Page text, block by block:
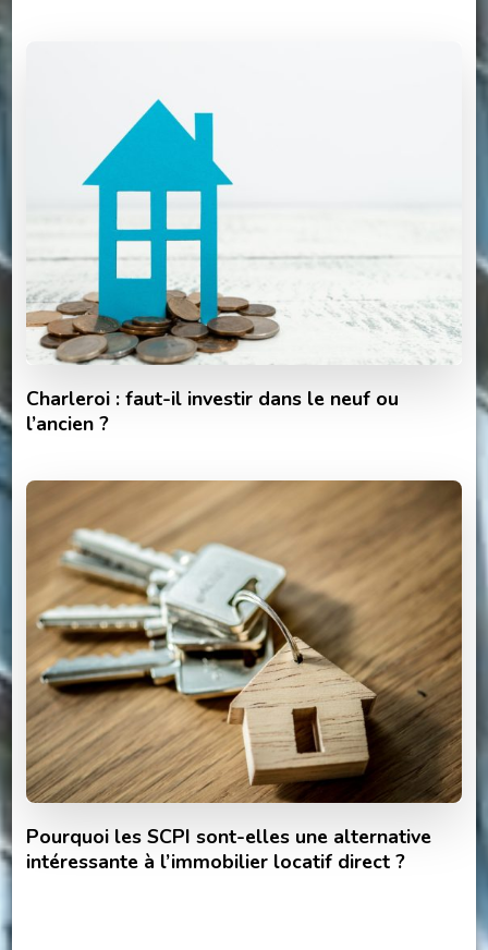
Charleroi : faut-il investir dans le neuf ou
l’ancien ?
Pourquoi les SCPI sont-elles une alternative
intéressante à l’immobilier locatif direct ?